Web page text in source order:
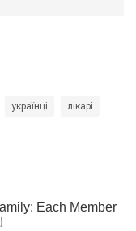
українці лікарі